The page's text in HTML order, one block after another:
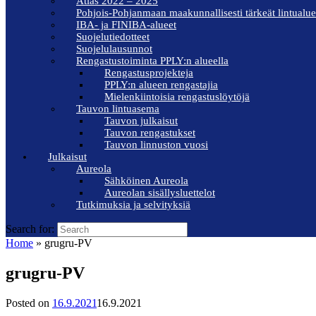
Pohjois-Pohjanmaan maakunnallisesti tärkeät
IBA- ja FINIBA-alueet
Suojelutiedotteet
Suojelulausunnot
Rengastustoiminta PPLY:n alueella
Rengastusprojekteja
PPLY:n alueen rengastajia
Mielenkiintoisia rengastuslöytöjä
Tauvon lintuasema
Tauvon julkaisut
Tauvon rengastukset
Tauvon linnuston vuosi
Julkaisut
Aureola
Sähköinen Aureola
Aureolan sisällysluettelot
Tutkimuksia ja selvityksiä
Search for:
Home » grugru-PV
grugru-PV
Posted on 16.9.202116.9.2021